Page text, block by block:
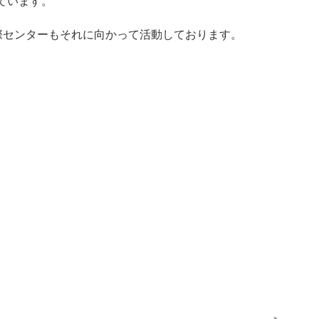
ンターもそれに向かって活動しております。